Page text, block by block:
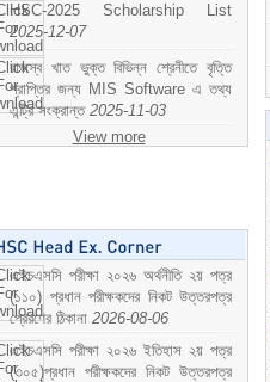
HSC-2025 Scholarship List
2025-12-07
রাজস্ব খাত ভুক্ত বিভিন্ন শ্রেনীতে বৃত্তি
প্রাপ্তির জন্য MIS Software এ তথ্য
এন্ট্রি সংক্রান্ত 2025-11-03
View more
এইচএসসি পরীক্ষা ২০২৬ অর্থনীতি ২য় পত্র
(১১০) প্রধান পরীক্ষকদের নিকট উত্তরপত্র
প্রেরণের ঠিকানা 2026-08-06
এইচএসসি পরীক্ষা ২০২৬ ইতিহাস ২য় পত্র
(৩০৫)প্রধান পরীক্ষকদের নিকট উত্তরপত্র